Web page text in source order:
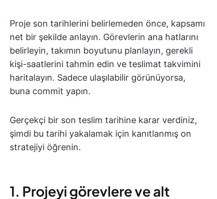
Proje son tarihlerini belirlemeden önce, kapsamı
net bir şekilde anlayın. Görevlerin ana hatlarını
belirleyin, takımın boyutunu planlayın, gerekli
kişi-saatlerini tahmin edin ve teslimat takvimini
haritalayın. Sadece ulaşılabilir görünüyorsa,
buna commit yapın.
Gerçekçi bir son teslim tarihine karar verdiniz,
şimdi bu tarihi yakalamak için kanıtlanmış on
stratejiyi öğrenin.
1. Projeyi görevlere ve alt